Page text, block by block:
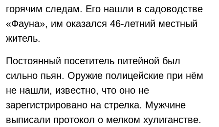
горячим следам. Его нашли в садоводстве
«Фауна», им оказался 46-летний местный
житель.
Постоянный посетитель питейной был
сильно пьян. Оружие полицейские при нём
не нашли, известно, что оно не
зарегистрировано на стрелка. Мужчине
выписали протокол о мелком хулиганстве.